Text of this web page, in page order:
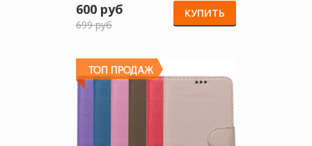
600 руб
699 руб
КУПИТЬ